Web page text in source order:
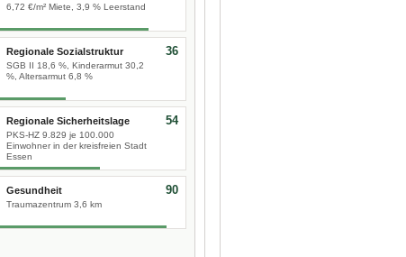
6,72 €/m² Miete, 3,9 % Leerstand
Regionale Sozialstruktur
SGB II 18,6 %, Kinderarmut 30,2
%, Altersarmut 6,8 %
36
Regionale Sicherheitslage
PKS-HZ 9.829 je 100.000
Einwohner in der kreisfreien Stadt
Essen
54
Gesundheit
Traumazentrum 3,6 km
90